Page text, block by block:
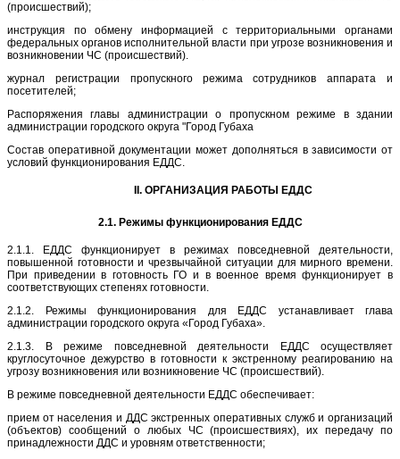
(происшествий);
инструкция по обмену информацией с территориальными органами
федеральных органов исполнительной власти при угрозе возникновения и
возникновении ЧС (происшествий).
журнал регистрации пропускного режима сотрудников аппарата и
посетителей;
Распоряжения главы администрации о пропускном режиме в здании
администрации городского округа "Город Губаха
Состав оперативной документации может дополняться в зависимости от
условий функционирования ЕДДС.
II. ОРГАНИЗАЦИЯ РАБОТЫ ЕДДС
2.1. Режимы функционирования ЕДДС
2.1.1. ЕДДС функционирует в режимах повседневной деятельности,
повышенной готовности и чрезвычайной ситуации для мирного времени.
При приведении в готовность ГО и в военное время функционирует в
соответствующих степенях готовности.
2.1.2. Режимы функционирования для ЕДДС устанавливает глава
администрации городского округа «Город Губаха».
2.1.3. В режиме повседневной деятельности ЕДДС осуществляет
круглосуточное дежурство в готовности к экстренному реагированию на
угрозу возникновения или возникновение ЧС (происшествий).
В режиме повседневной деятельности ЕДДС обеспечивает:
прием от населения и ДДС экстренных оперативных служб и организаций
(объектов) сообщений о любых ЧС (происшествиях), их передачу по
принадлежности ДДС и уровням ответственности;